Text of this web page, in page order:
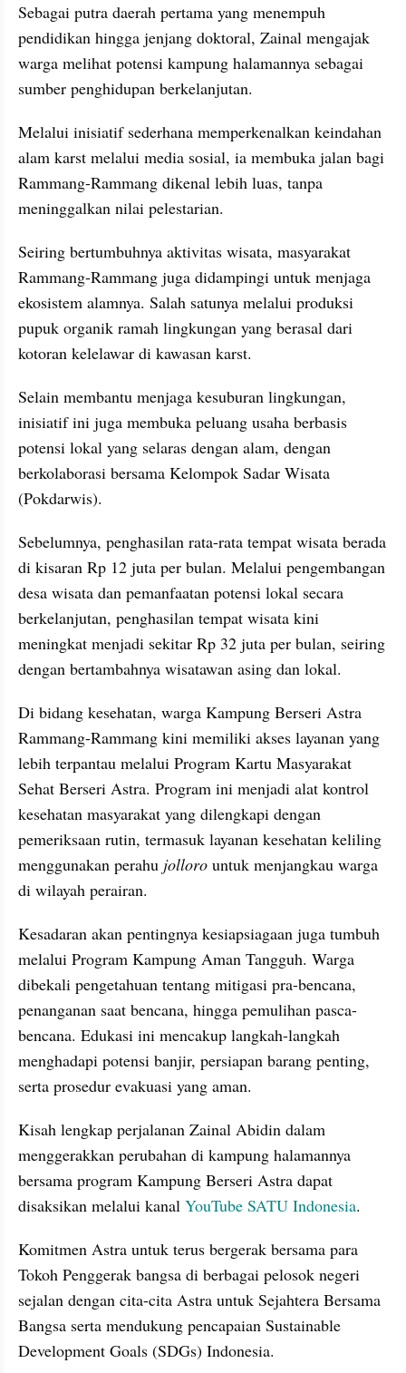
Sebagai putra daerah pertama yang menempuh
pendidikan hingga jenjang doktoral, Zainal mengajak
warga melihat potensi kampung halamannya sebagai
sumber penghidupan berkelanjutan.
Melalui inisiatif sederhana memperkenalkan keindahan
alam karst melalui media sosial, ia membuka jalan bagi
Rammang-Rammang dikenal lebih luas, tanpa
meninggalkan nilai pelestarian.
Seiring bertumbuhnya aktivitas wisata, masyarakat
Rammang-Rammang juga didampingi untuk menjaga
ekosistem alamnya. Salah satunya melalui produksi
pupuk organik ramah lingkungan yang berasal dari
kotoran kelelawar di kawasan karst.
Selain membantu menjaga kesuburan lingkungan,
inisiatif ini juga membuka peluang usaha berbasis
potensi lokal yang selaras dengan alam, dengan
berkolaborasi bersama Kelompok Sadar Wisata
(Pokdarwis).
Sebelumnya, penghasilan rata-rata tempat wisata berada
di kisaran Rp 12 juta per bulan. Melalui pengembangan
desa wisata dan pemanfaatan potensi lokal secara
berkelanjutan, penghasilan tempat wisata kini
meningkat menjadi sekitar Rp 32 juta per bulan, seiring
dengan bertambahnya wisatawan asing dan lokal.
Di bidang kesehatan, warga Kampung Berseri Astra
Rammang-Rammang kini memiliki akses layanan yang
lebih terpantau melalui Program Kartu Masyarakat
Sehat Berseri Astra. Program ini menjadi alat kontrol
kesehatan masyarakat yang dilengkapi dengan
pemeriksaan rutin, termasuk layanan kesehatan keliling
menggunakan perahu jolloro untuk menjangkau warga
di wilayah perairan.
Kesadaran akan pentingnya kesiapsiagaan juga tumbuh
melalui Program Kampung Aman Tangguh. Warga
dibekali pengetahuan tentang mitigasi pra-bencana,
penanganan saat bencana, hingga pemulihan pasca-
bencana. Edukasi ini mencakup langkah-langkah
menghadapi potensi banjir, persiapan barang penting,
serta prosedur evakuasi yang aman.
Kisah lengkap perjalanan Zainal Abidin dalam
menggerakkan perubahan di kampung halamannya
bersama program Kampung Berseri Astra dapat
disaksikan melalui kanal YouTube SATU Indonesia.
Komitmen Astra untuk terus bergerak bersama para
Tokoh Penggerak bangsa di berbagai pelosok negeri
sejalan dengan cita-cita Astra untuk Sejahtera Bersama
Bangsa serta mendukung pencapaian Sustainable
Development Goals (SDGs) Indonesia.